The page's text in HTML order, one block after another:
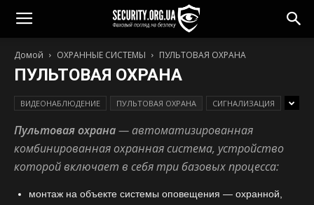
Домой ОХРАННЫЕ СИСТЕМЫ ПУЛЬТОВАЯ ОХРАНА
ПУЛЬТОВАЯ ОХРАНА
ВИДЕОНАБЛЮДЕНИЕ ПУЛЬТОВАЯ ОХРАНА СИГНАЛИЗАЦИЯ
Пультовая охрана— автоматизированная
комбинированная охранная система, устройство
которой включает в себя три базовых процесса:
монтаж на объекте системы оповещения — охранной,